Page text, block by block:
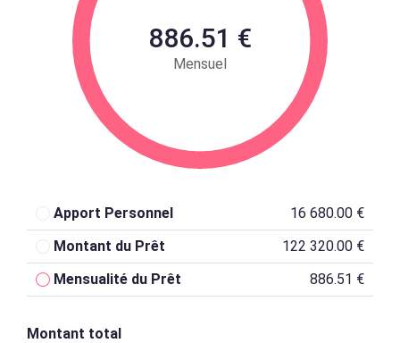
886.51 €
Mensuel
Apport Personnel
16 680.00 €
Montant du Prêt
122 320.00 €
Mensualité du Prêt
886.51 €
Montant total